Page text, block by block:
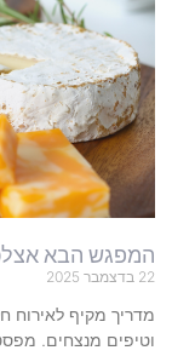
המפגש הבא
22 בדצמבר 2025
מדריך מקיף לאירוח
וטיפים מנצחים.